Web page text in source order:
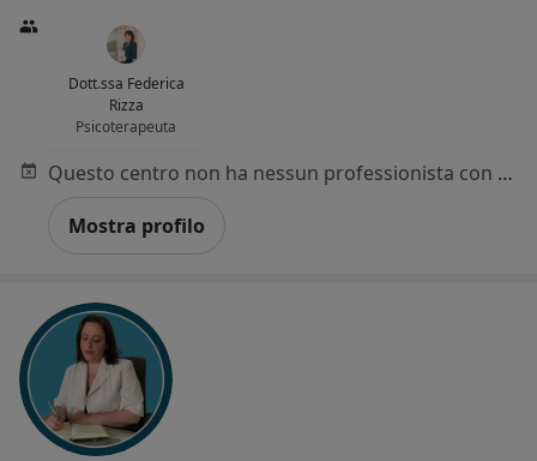
Dott.ssa Federica
Rizza
Psicoterapeuta
Questo centro non ha nessun professionista con date disponibili
Mostra profilo